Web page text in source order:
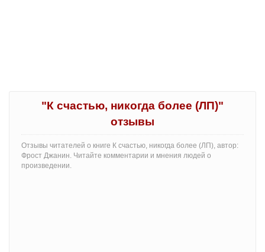
"К счастью, никогда более (ЛП)"
отзывы
Отзывы читателей о книге К счастью, никогда более (ЛП), автор:
Фрост Джанин. Читайте комментарии и мнения людей о
произведении.